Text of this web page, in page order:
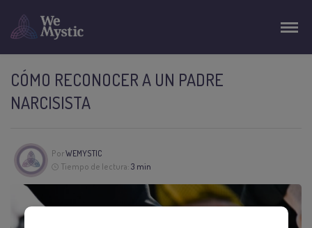
CÓMO RECONOCER A UN PADRE
NARCISISTA
PorWEMYSTIC
Tiempo de lectura: 3 min